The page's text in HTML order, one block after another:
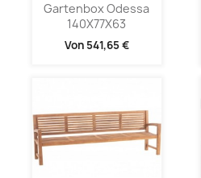
Gartenbox Odessa
140X77X63
Von 541,65 €